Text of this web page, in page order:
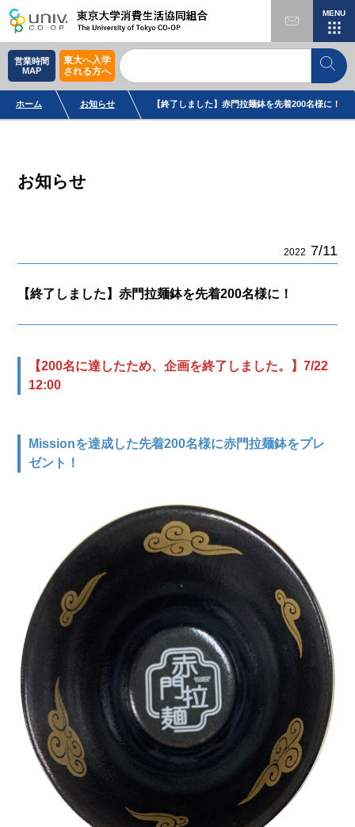
MENU
営業時間
MAP
東大へ入学
される方へ
ホーム お知らせ 【終了しました】赤門拉麺鉢を先着200名様に！
お知らせ
2022 7/11
【終了しました】赤門拉麺鉢を先着200名様に！
【200名に達したため、企画を終了しました。】7/22
12:00
Missionを達成した先着200名様に赤門拉麺鉢をプレ
ゼント！